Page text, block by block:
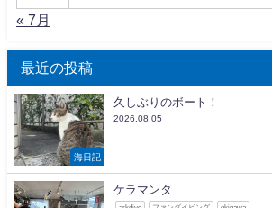
« 7月
最近の投稿
海日記
久しぶりのボート！
2026.08.05
ケラマンタ